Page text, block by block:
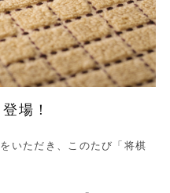
場！
いただき、このたび「将棋